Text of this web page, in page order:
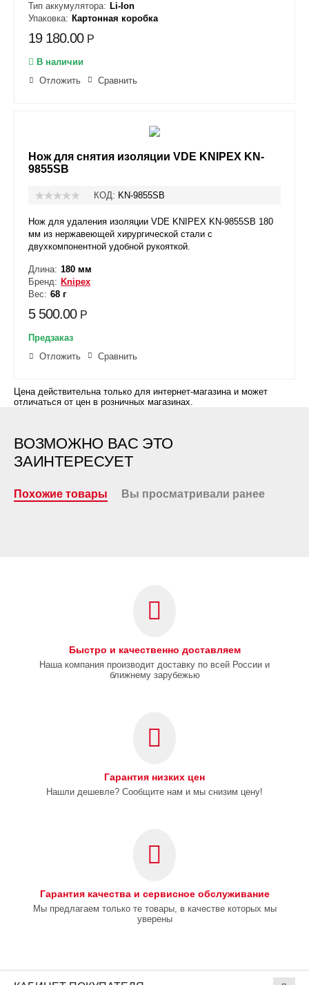
Тип аккумулятора: Li-Ion
Упаковка: Картонная коробка
19 180.00 Р
В наличии
Отложить
Сравнить
Нож для снятия изоляции VDE KNIPEX KN-
9855SB
КОД: KN-9855SB
Нож для удаления изоляции VDE KNIPEX KN-9855SB 180
мм из нержавеющей хирургической стали с
двухкомпонентной удобной рукояткой.
Длина: 180 мм
Бренд: Knipex
Вес: 68 г
5 500.00 Р
Предзаказ
Отложить
Сравнить
Цена действительна только для интернет-магазина и может
отличаться от цен в розничных магазинах.
ВОЗМОЖНО ВАС ЭТО
ЗАИНТЕРЕСУЕТ
Похожие товары Вы просматривали ранее
Быстро и качественно доставляем
Наша компания производит доставку по всей России и
ближнему зарубежью
Гарантия низких цен
Нашли дешевле? Сообщите нам и мы снизим цену!
Гарантия качества и сервисное обслуживание
Мы предлагаем только те товары, в качестве которых мы
уверены